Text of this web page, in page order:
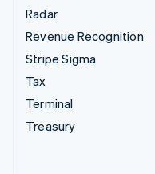
Radar
Revenue Recognition
Stripe Sigma
Tax
Terminal
Treasury